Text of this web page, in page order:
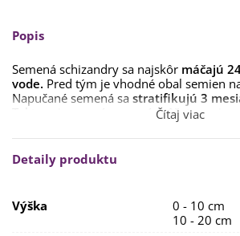
Popis
Semená schizandry sa najskôr máčajú
vode. Pred tým je vhodné obal semien
Napučané semená sa stratifikujú 3
Takto pripravené semená môžete
Schizandra prospieva naslnečnom
priepustnou pôdou
plnou živín. Pred
do zeminy zapraviť uležaný kompost.
rastlinám
pevnú oporu a dostatok
rastlinami by mal byť aspoň 1 m.
Čítaj viac
Detaily produktu
Výška
0 - 10 cm
10 - 20 cm